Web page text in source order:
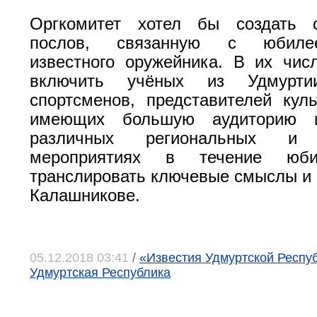
Оргкомитет хотел бы создать
послов, связанную с
известного оружейника. В их
включить учёных из
спортсменов, представителей
имеющих большую аудиторию
различных региональных и
мероприятиях в течение
транслировать ключевые смыслы и
Калашникове.
05.12.2018 03:41 / «Известия Удмуртской
Удмуртская Республика